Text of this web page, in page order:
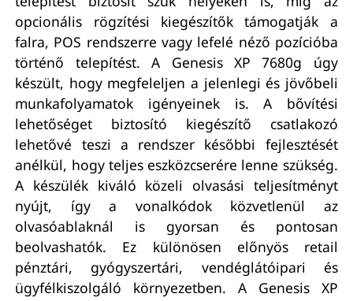
opcionális rögzítési kiegészítők támogatják a
falra, POS rendszerre vagy lefelé néző pozícióba
történő telepítést. A Genesis XP 7680g úgy
készült, hogy megfeleljen a jelenlegi és jövőbeli
munkafolyamatok igényeinek is. A bővítési
lehetőséget biztosító kiegészítő csatlakozó
lehetővé teszi a rendszer későbbi fejlesztését
anélkül, hogy teljes eszközcserére lenne szükség.
A készülék kiváló közeli olvasási teljesítményt
nyújt, így a vonalkódok közvetlenül az
olvasóablaknál is gyorsan és pontosan
beolvashatók. Ez különösen előnyös retail
pénztári, gyógyszertári, vendéglátóipari és
ügyfélkiszolgáló környezetben. A Genesis XP